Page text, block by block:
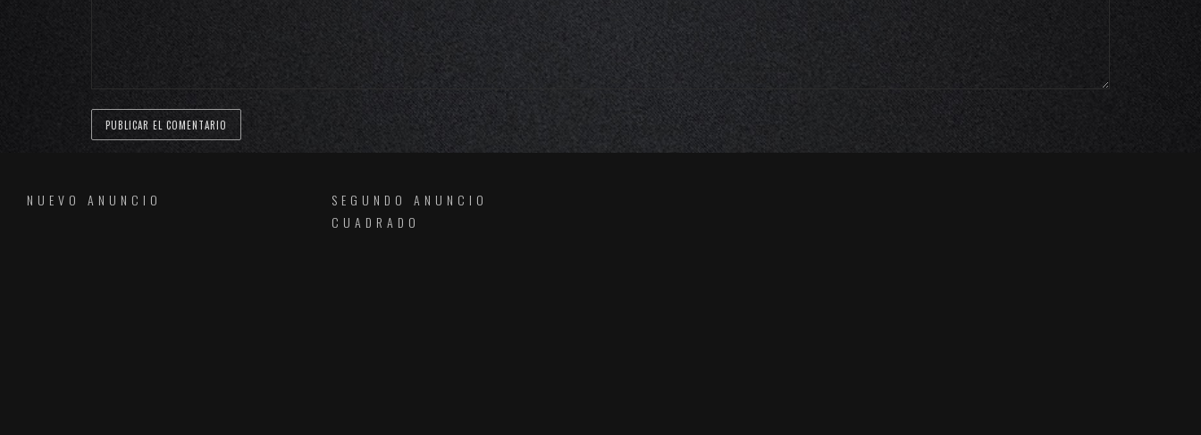
NUEVO ANUNCIO
SEGUNDO ANUNCIO
CUADRADO